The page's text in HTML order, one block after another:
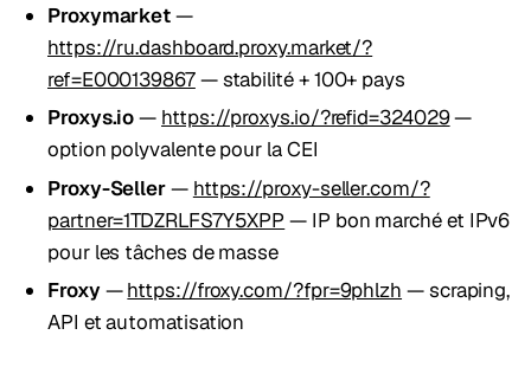
Proxymarket—
https://ru.dashboard.proxy.market/?
ref=E000139867— stabilité + 100+ pays
Proxys.io— https://proxys.io/?refid=324029—
option polyvalente pour la CEI
Proxy-Seller— https://proxy-seller.com/?
partner=1TDZRLFS7Y5XPP — IP bon marché et IPv6
pour les tâches de masse
Froxy—https://froxy.com/?fpr=9phlzh — scraping,
API et automatisation